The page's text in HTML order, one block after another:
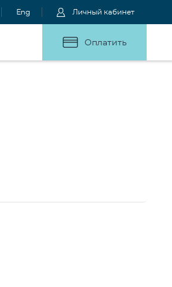
Eng Личный кабинет
Оплатить